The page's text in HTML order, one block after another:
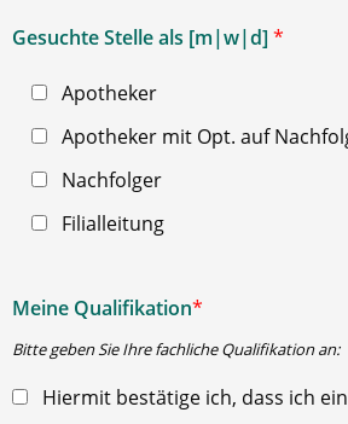
Gesuchte Stelle als [m|w|d] *
Apotheker
Apotheker mit Opt. auf
Nachfolger
Filialleitung
Meine Qualifikation*
Bitte geben Sie Ihre fachliche Qualifikation an:
Hiermit bestätige ich, dass ich